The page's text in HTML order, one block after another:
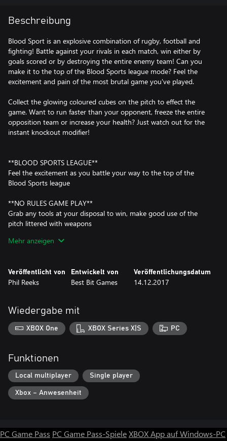
Beschreibung
Blood Sport is an explosive combination of rugby, football and
fighting! Battle against your rivals in each match, win either by
goals scored or by destroying the entire enemy team! Can you
make it to the top of the Blood Sports league mode? Feel the
excitement and pain of the most brutal game you've played.
Collect the glowing coloured cubes on the pitch to effect the
game. Want to run faster than your opponent, freeze the entire
opposition team or increase your health? Just watch out for the
instant knockout modifier!
**BLOOD SPORTS LEAGUE**
Feel the excitement as you battle your way to the top of the
Blood Sports league
**NO RULES GAME PLAY**
Grab any tools at your disposal to win, make good use of the
pitch littered with weapons
**QUICK MATCH MODE**
**TWO PLAYER MODE**
**GET CLOSER TO THE ACTION**
Multiple camera angles let you see the brutal action up close
Mehr anzeigen
Veröffentlicht von
Phil Reeks
Entwickelt von
Best Bit Games
Veröffentlichungsdatum
14.12.2017
Wiedergabe mit
XBOX One XBOX Series X|S PC
Funktionen
Local multiplayer Single player
Xbox – Anwesenheit
PC Game Pass PC Game Pass-SpieleXBOX App auf Windows-PC